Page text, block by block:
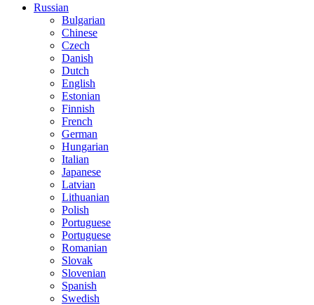
Russian
Bulgarian
Chinese
Czech
Danish
Dutch
English
Estonian
Finnish
French
German
Hungarian
Italian
Japanese
Latvian
Lithuanian
Polish
Portuguese
Portuguese
Romanian
Slovak
Slovenian
Spanish
Swedish